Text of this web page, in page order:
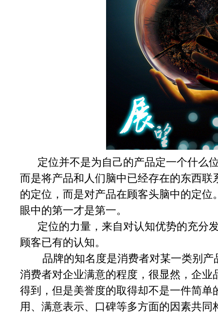
定位并不是为自己的产品定一个什么
而是将产品和人们脑中已经存在的东西
的定位，而是对产品在顾客头脑中的定
眼中的第一才是第一。
定位的力量，来自对认知优势的充分
顾客已有的认知。
品牌的知名度是消费者对某一类别产
消费者对企业满意的程度，很显然，企
得到，但是美誉度的取得却不是一件简
用、满意表示、口碑等多方面的因素共